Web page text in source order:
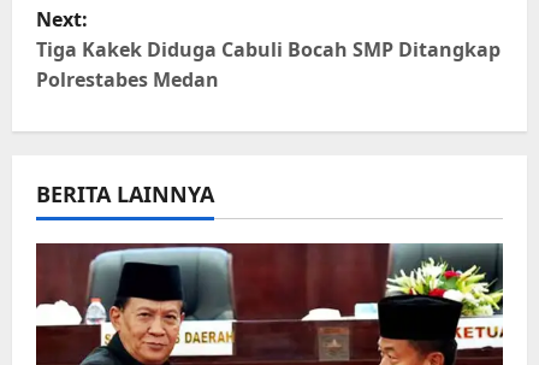
t
v
i
g
Next:
Tiga Kakek Diduga Cabuli Bocah SMP Ditangkap
Polrestabes Medan
BERITA LAINNYA